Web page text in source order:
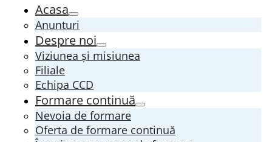
Acasa
Anunturi
Despre noi
Viziunea și misiunea
Filiale
Echipa CCD
Formare continuă
Nevoia de formare
Oferta de formare continuă